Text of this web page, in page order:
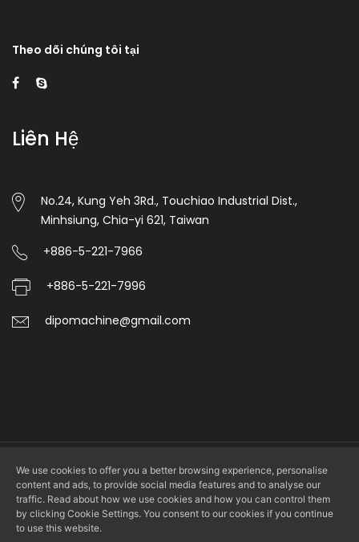
Theo dõi chúng tôi tại
Liên Hệ
No.24, Kung Yeh 3Rd., Touchiao Industrial Dist.,
Minhsiung, Chia-yi 621, Taiwan
+886-5-221-7966
+886-5-221-7996
dipomachine@gmail.com
Copyright © 2026 DIPO PLASTIC MACHINERY CO., LTD. All rights
reserved.
Design by
We use cookies to offer you a better browsing experience, personalise
content and ads, to provide social media features and to analyse our
traffic. Read about how we use cookies and how you can control them
by clicking Cookie Settings. You consent to our cookies if you continue
to use this website.